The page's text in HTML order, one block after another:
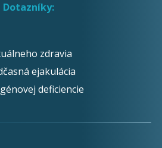
Dotazníky:
zdravia
ejakulácia
deficiencie